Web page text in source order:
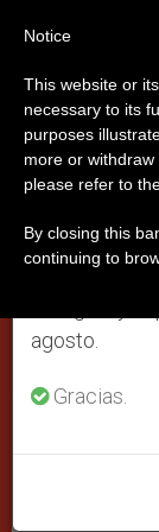
El papa
ser la
descanso
además
ayuno y
Aviso
Del 27 de
anual,
se generan
agosto.
Gracias.
Notice
This website or
necessary to its
purposes
more or
please refer to
By closing this
continuing to